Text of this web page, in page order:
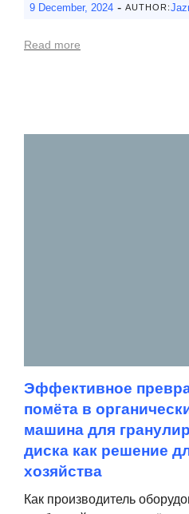
9 December, 2024 - AUTHOR:
Read more
Эффективное
помёта в
машина для
диска как решение
хозяйства
Как производитель